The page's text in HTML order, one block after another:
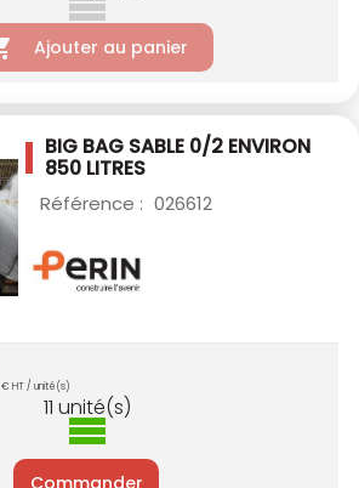
Ajouter au panier
BIG BAG SABLE 0/2 ENVIRON
850 LITRES
Référence : 026612
€ HT / unité(s)
11 unité(s)